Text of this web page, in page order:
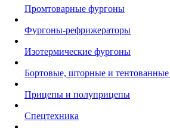
Промтоварные фургоны
Фургоны-рефрижераторы
Изотермические фургоны
Бортовые, шторные и
Прицепы и полуприцепы
Спецтехника